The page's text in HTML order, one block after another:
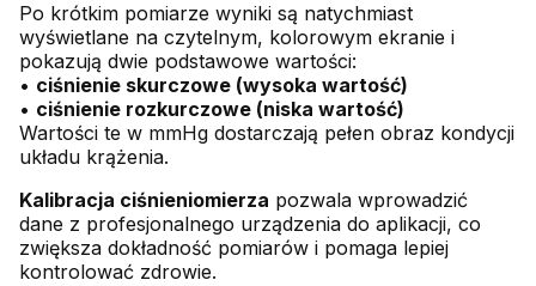
Po krótkim pomiarze wyniki są natychmiast
wyświetlane na czytelnym, kolorowym ekranie i
pokazują dwie podstawowe wartości:
• ciśnienie skurczowe (wysoka wartość)
• ciśnienie rozkurczowe (niska wartość)
Wartości te w mmHg dostarczają pełen obraz kondycji
układu krążenia.
Kalibracja ciśnieniomierza pozwala wprowadzić
dane z profesjonalnego urządzenia do aplikacji, co
zwiększa dokładność pomiarów i pomaga lepiej
kontrolować zdrowie.